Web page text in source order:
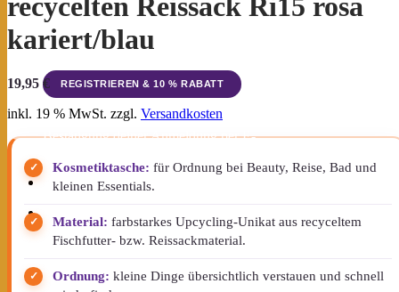
Datenschutz und zur
Datenverarbeitung findest du in der
Datenschutzerklärung
Der Rabattcode wird dir nach
Bestätigung deiner Anmeldung per E-
Newsletter
recycelten Reissack Ri15 rosa
kariert/blau
19,95 €
inkl. 19 % MwSt. zzgl. Versandkosten
Kosmetiktasche: für Ordnung bei Beauty, Reise, Bad und
kleinen Essentials.
Material: farbstarkes Upcycling-Unikat aus recyceltem
Fischfutter- bzw. Reissackmaterial.
Ordnung: kleine Dinge übersichtlich verstauen und schnell